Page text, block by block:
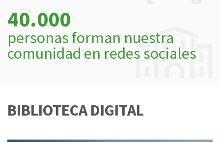
40.000
personas forman nuestra
comunidad en redes sociales
BIBLIOTECA DIGITAL